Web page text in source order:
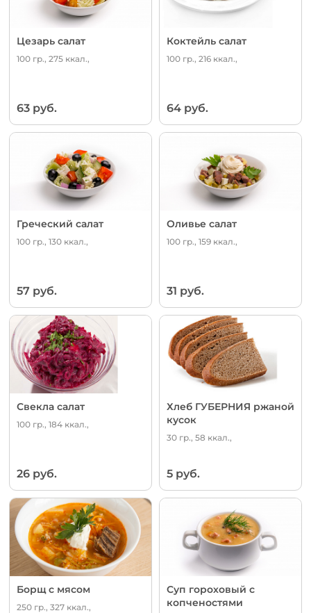
Цезарь салат
100 гр., 275 ккал.,
63 руб.
Коктейль салат
100 гр., 216 ккал.,
64 руб.
Греческий салат
100 гр., 130 ккал.,
57 руб.
Оливье салат
100 гр., 159 ккал.,
31 руб.
Свекла салат
100 гр., 184 ккал.,
26 руб.
Хлеб ГУБЕРНИЯ ржаной
кусок
30 гр., 58 ккал.,
5 руб.
Борщ с мясом
250 гр., 327 ккал.,
Суп гороховый с
копченостями